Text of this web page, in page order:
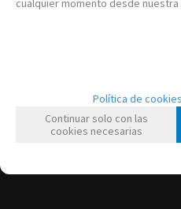
cualquier momento desde
Política de cookies
Continuar solo con las
cookies necesarias